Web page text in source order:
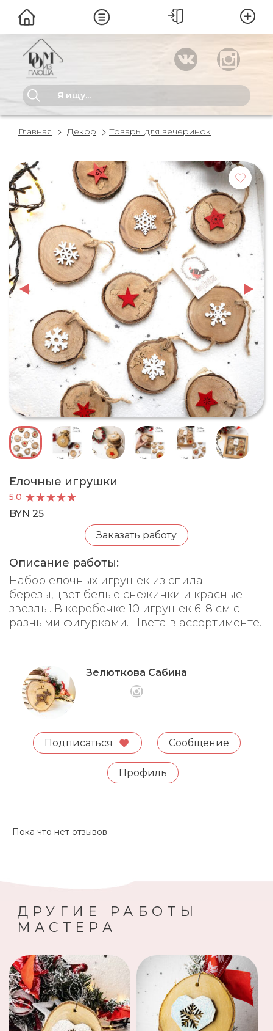
Главная Декор Товары для вечеринок
Елочные игрушки
5,0
BYN 25
Заказать работу
Описание работы:
Набор елочных игрушек из спила
березы,цвет белые снежинки и красные
звезды. В коробочке 10 игрушек 6-8 см с
разными фигурками. Цвета в ассортименте.
Зелюткова Сабина
Подписаться Сообщение
Профиль
Пока что нет отзывов
ДРУГИЕ РАБОТЫ
МАСТЕРА